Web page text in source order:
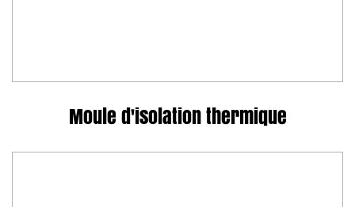
Moule d'isolation thermique